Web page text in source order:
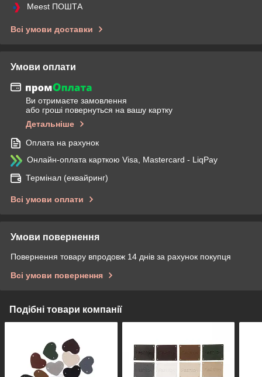
Meest ПОШТА
Всі умови доставки
Умови оплати
Ви отримаєте замовлення
або гроші повернуться на вашу картку
Детальніше
Оплата на рахунок
Онлайн-оплата карткою Visa, Mastercard - LiqPay
Термінал (еквайринг)
Всі умови оплати
Умови повернення
Повернення товару впродовж 14 днів за рахунок покупця
Всі умови повернення
Подібні товари компанії